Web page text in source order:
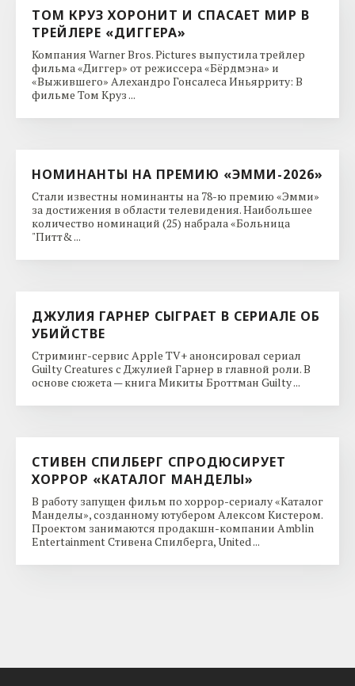
ТОМ КРУЗ ХОРОНИТ И СПАСАЕТ МИР В
ТРЕЙЛЕРЕ «ДИГГЕРА»
Компания Warner Bros. Pictures выпустила трейлер
фильма «Диггер» от режиссера «Бёрдмэна» и
«Выжившего» Алехандро Гонсалеса Иньярриту: В
фильме Том Круз ...
НОМИНАНТЫ НА ПРЕМИЮ «ЭММИ-2026»
Стали известны номинанты на 78-ю премию «Эмми»
за достижения в области телевидения. Наибольшее
количество номинаций (25) набрала «Больница
"Питт& ...
ДЖУЛИЯ ГАРНЕР СЫГРАЕТ В СЕРИАЛЕ ОБ
УБИЙСТВЕ
Стриминг-сервис Apple TV+ анонсировал сериал
Guilty Creatures с Джулией Гарнер в главной роли. В
основе сюжета — книга Микиты Броттман Guilty ...
СТИВЕН СПИЛБЕРГ СПРОДЮСИРУЕТ
ХОРРОР «КАТАЛОГ МАНДЕЛЫ»
В работу запущен фильм по хоррор-сериалу «Каталог
Манделы», созданному ютубером Алексом Кистером.
Проектом занимаются продакшн-компании Amblin
Entertainment Стивена Спилберга, United ...